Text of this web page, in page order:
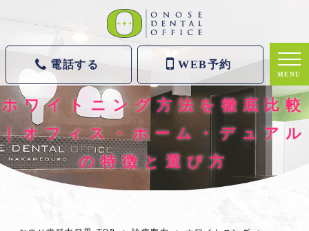
電話する WEB予約
MENU
ホワイトニング方法を徹底比較
｜オフィス・ホーム・デュアル
の特徴と選び方